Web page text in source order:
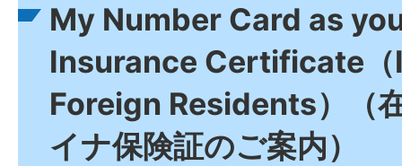
My Number Card as
Insurance Certificate
Foreign Residents）（
イナ保険証のご案内）